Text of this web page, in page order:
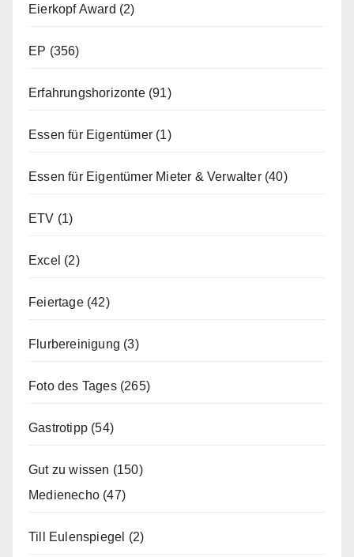
Eierkopf Award (2)
EP (356)
Erfahrungshorizonte(91)
Essen für Eigentümer (1)
Essen für Eigentümer Mieter & Verwalter(40)
ETV (1)
Excel (2)
Feiertage(42)
Flurbereinigung (3)
Foto des Tages(265)
Gastrotipp (54)
Gut zu wissen (150)
Medienecho (47)
Till Eulenspiegel (2)